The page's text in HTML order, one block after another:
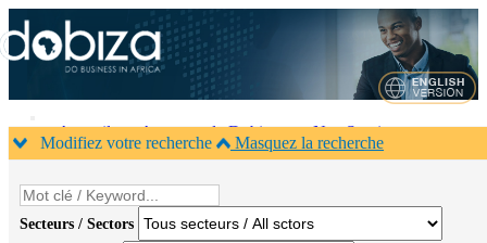
Accueil A propos de Dobiza
Nos Services
Agenda B2B
Contacts
Modifiez votre recherche Masquez la recherche
Secteurs / Sectors